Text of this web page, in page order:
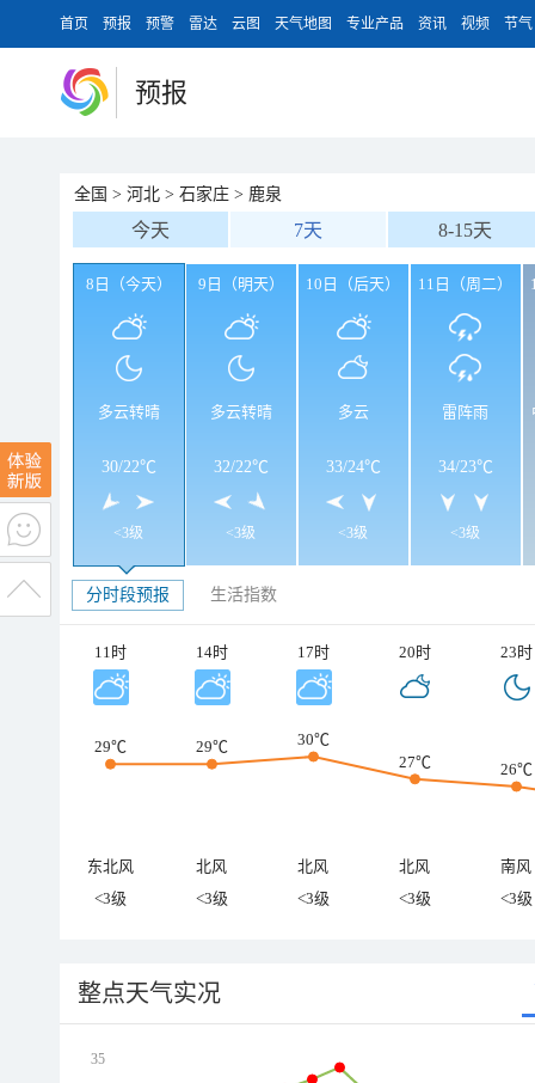
首页 预报 预警 雷达 云图 天气地图 专业产品 资讯 视频 节气
预报
全国 > 河北 > 石家庄 > 鹿泉
今天 7天 8-15天
8日（今天）
多云转晴
30/22℃
<3级
9日（明天）
多云转晴
32/22℃
<3级
10日（后天）
多云
33/24℃
<3级
11日（周二）
雷阵雨
34/23℃
<3级
分时段预报 生活指数
11时 14时 17时 20时 23时
29℃ 29℃
30℃
27℃
26℃
东北风 北风 北风 北风
南风
<3级
<3级 <3级 <3级 <3级
整点天气实况
35